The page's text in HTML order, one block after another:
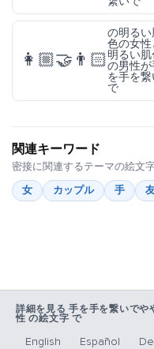
👩🏼‍🤝‍👨🏻
の明るい
色の女性
明るい肌
の男性が
を手を繋
で
関連キーワード
密接に関連するテーマの絵文
女
カップル 手
詳細を見る 手を手を繋いでや
性 の絵文字 で
English Español